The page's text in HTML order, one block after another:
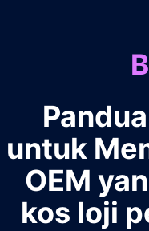
untuk
OEM
kos loji